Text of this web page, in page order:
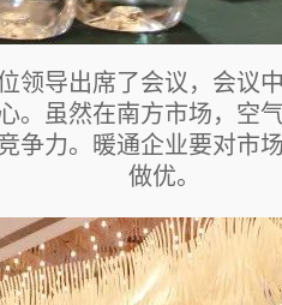
领导出席了会议，会议
虽然在南方市场，空
争力。暖通企业要对市
做优。